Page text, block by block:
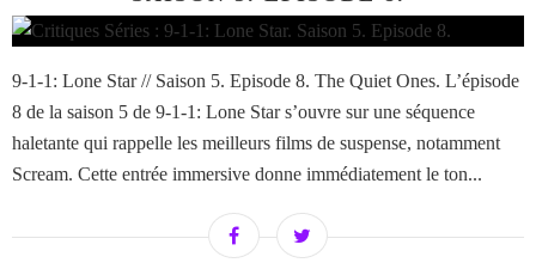
9-1-1: Lone Star // Saison 5. Episode 8. The Quiet Ones. L’épisode
8 de la saison 5 de 9-1-1: Lone Star s’ouvre sur une séquence
haletante qui rappelle les meilleurs films de suspense, notamment
Scream. Cette entrée immersive donne immédiatement le ton...